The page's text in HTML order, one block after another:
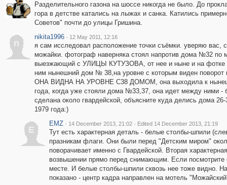
Разделительного газона на шоссе никогда не было. До
гора в детстве катались на лыжах и санка. Катились
Советов" почти до улицы Гришина.
n
nikita1996 · 12 May 2011, 12:16
я сам исследовал расположение точки съёмки. уверяю вас,
можайки. фотограф наверняка стоял напротив дома №32 по
выезжающий с УЛИЦЫ КУТУЗОВА, от нее и ныне и на фотке
ним нынешний дом № 38,на уровне с которым виден
ОНА ВИДНА НА УРОВНЕ С38 ДОМОМ, она выходила к
года, когда уже стояли дома №33,37, она идет между ними -
сделана около гвардейской, объясните куда делись дома
1979 года:)
E
EMZ · 14 December 2013, 21:02 · Edited 14 December 2013, 21:19
Тут есть характерная деталь - белые столбы-шпили
празникам флаги. Они были перед "Детским миром"
поворачивает именно с Гвардейской. Вторая
возвышении прямо перед снимающим. Если
месте. И белые столбы-шпили сквозь нее тоже видно.
показано - центр кадра направлен на мотель